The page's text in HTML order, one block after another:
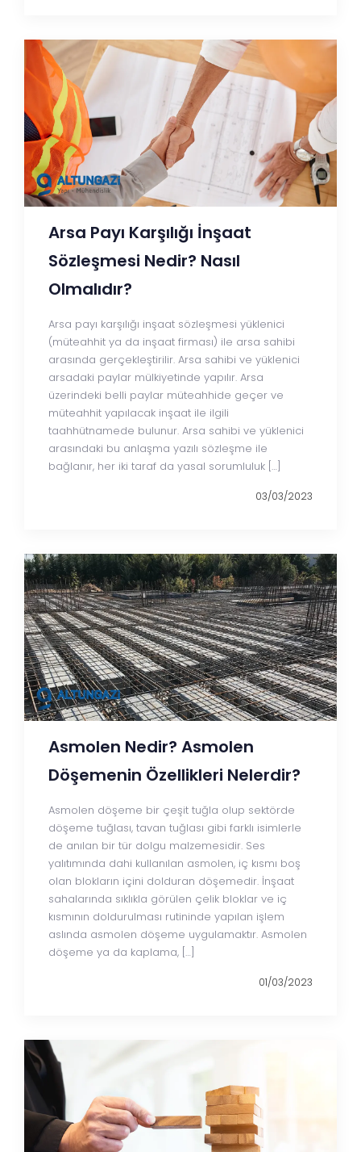
Arsa Payı Karşılığı İnşaat
Sözleşmesi Nedir? Nasıl
Olmalıdır?
Arsa payı karşılığı inşaat sözleşmesi yüklenici
(müteahhit ya da inşaat firması) ile arsa sahibi
arasında gerçekleştirilir. Arsa sahibi ve yüklenici
arsadaki paylar mülkiyetinde yapılır. Arsa
üzerindeki belli paylar müteahhide geçer ve
müteahhit yapılacak inşaat ile ilgili
taahhütnamede bulunur. Arsa sahibi ve yüklenici
arasındaki bu anlaşma yazılı sözleşme ile
bağlanır, her iki taraf da yasal sorumluluk […]
03/03/2023
Asmolen Nedir? Asmolen
Döşemenin Özellikleri Nelerdir?
Asmolen döşeme bir çeşit tuğla olup sektörde
döşeme tuğlası, tavan tuğlası gibi farklı isimlerle
de anılan bir tür dolgu malzemesidir. Ses
yalıtımında dahi kullanılan asmolen, iç kısmı boş
olan blokların içini dolduran döşemedir. İnşaat
sahalarında sıklıkla görülen çelik bloklar ve iç
kısmının doldurulması rutininde yapılan işlem
aslında asmolen döşeme uygulamaktır. Asmolen
döşeme ya da kaplama, […]
01/03/2023